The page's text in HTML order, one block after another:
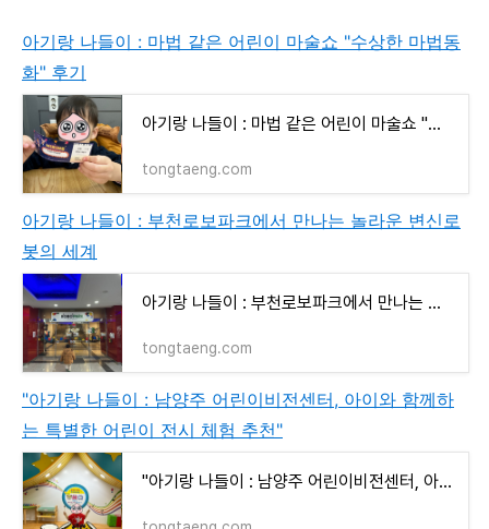
아기랑 나들이 : 마법 같은 어린이 마술쇼 "수상한 마법동
화" 후기
아기랑 나들이 : 마법 같은 어린이 마술쇼 "수상한 마법동화" 후기
tongtaeng.com
아기랑 나들이 : 부천로보파크에서 만나는 놀라운 변신로
봇의 세계
아기랑 나들이 : 부천로보파크에서 만나는 놀라운 변신로봇의 세계
tongtaeng.com
"아기랑 나들이 : 남양주 어린이비전센터, 아이와 함께하
는 특별한 어린이 전시 체험 추천"
"아기랑 나들이 : 남양주 어린이비전센터, 아이와 함께하는 특별한 어린이 전시 체험 추천"